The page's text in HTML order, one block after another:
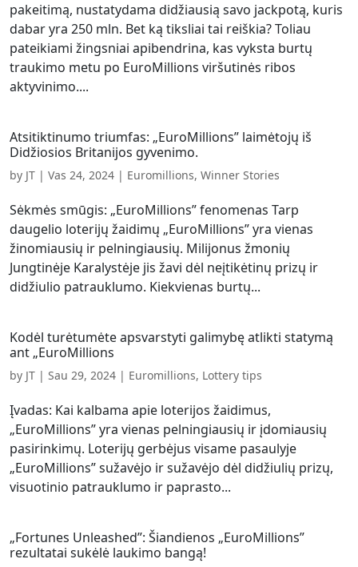
pakeitimą, nustatydama didžiausią savo jackpotą, kuris
dabar yra 250 mln. Bet ką tiksliai tai reiškia? Toliau
pateikiami žingsniai apibendrina, kas vyksta burtų
traukimo metu po EuroMillions viršutinės ribos
aktyvinimo....
Atsitiktinumo triumfas: „EuroMillions” laimėtojų iš
Didžiosios Britanijos gyvenimo.
by JT | Vas 24, 2024 | Euromillions, Winner Stories
Sėkmės smūgis: „EuroMillions” fenomenas Tarp
daugelio loterijų žaidimų „EuroMillions” yra vienas
žinomiausių ir pelningiausių. Milijonus žmonių
Jungtinėje Karalystėje jis žavi dėl neįtikėtinų prizų ir
didžiulio patrauklumo. Kiekvienas burtų...
Kodėl turėtumėte apsvarstyti galimybę atlikti statymą
ant „EuroMillions
by JT | Sau 29, 2024 | Euromillions, Lottery tips
Įvadas: Kai kalbama apie loterijos žaidimus,
„EuroMillions” yra vienas pelningiausių ir įdomiausių
pasirinkimų. Loterijų gerbėjus visame pasaulyje
„EuroMillions” sužavėjo ir sužavėjo dėl didžiulių prizų,
visuotinio patrauklumo ir paprasto...
„Fortunes Unleashed”: Šiandienos „EuroMillions”
rezultatai sukėlė laukimo bangą!